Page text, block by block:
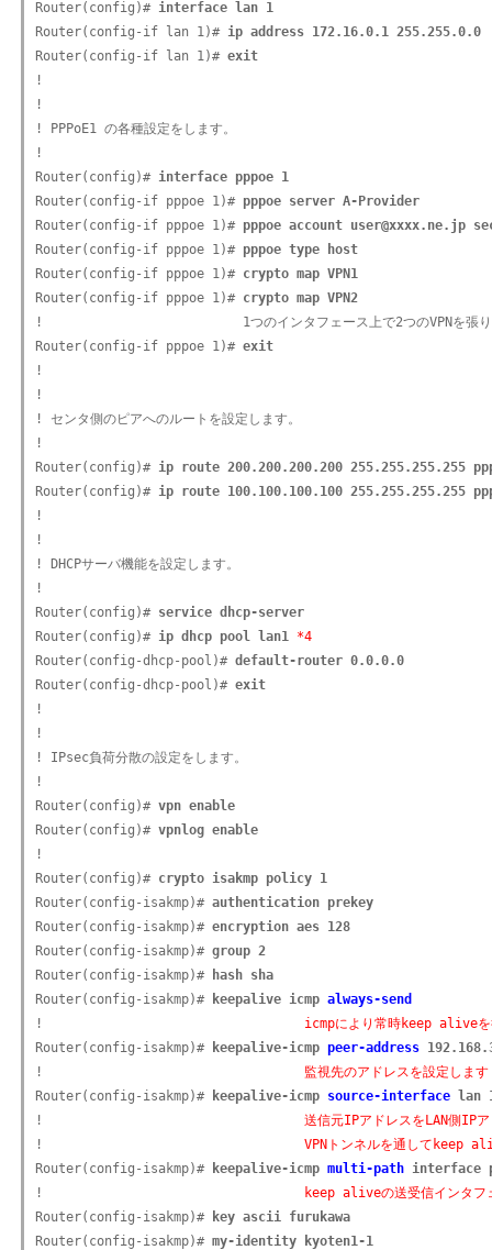
Router(config)# interface lan 1
Router(config-if lan 1)# ip address 172.16.0.1 255.255.0.0
Router(config-if lan 1)# exit
!
!
! PPPoE1 の各種設定をします。
!
Router(config)# interface pppoe 1
Router(config-if pppoe 1)# pppoe server A-Provider
Router(config-if pppoe 1)# pppoe account user@xxxx.ne.jp
Router(config-if pppoe 1)# pppoe type host
Router(config-if pppoe 1)# crypto map VPN1
Router(config-if pppoe 1)# crypto map VPN2
!                          1つのインタフェース上で2つのVPNを張り
Router(config-if pppoe 1)# exit
!
!
! センタ側のピアへのルートを設定します。
!
Router(config)# ip route 200.200.200.200 255.255.255.255
Router(config)# ip route 100.100.100.100 255.255.255.255
!
!
! DHCPサーバ機能を設定します。
!
Router(config)# service dhcp-server
Router(config)# ip dhcp pool lan1 *4
Router(config-dhcp-pool)# default-router 0.0.0.0
Router(config-dhcp-pool)# exit
!
!
! IPsec負荷分散の設定をします。
!
Router(config)# vpn enable
Router(config)# vpnlog enable
!
Router(config)# crypto isakmp policy 1
Router(config-isakmp)# authentication prekey
Router(config-isakmp)# encryption aes 128
Router(config-isakmp)# group 2
Router(config-isakmp)# hash sha
Router(config-isakmp)# keepalive icmp always-send
! icmpにより常時keep aliveを
Router(config-isakmp)# keepalive-icmp peer-address
! 監視先のアドレスを設定します
Router(config-isakmp)# keepalive-icmp source-interface lan
! 送信元IPアドレスをLAN側IP
! VPNトンネルを通してkeep
Router(config-isakmp)# keepalive-icmp multi-path interface
!
keep aliveの送受信インタフ
Router(config-isakmp)# key ascii furukawa
Router(config-isakmp)# my-identity kyoten1-1